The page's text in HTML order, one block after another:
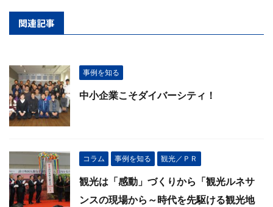
関連記事
事例を知る
中小企業こそダイバーシティ！
コラム 事例を知る 観光／ＰＲ
観光は「感動」づくりから「観光ルネサ
ンスの現場から～時代を先駆ける観光地